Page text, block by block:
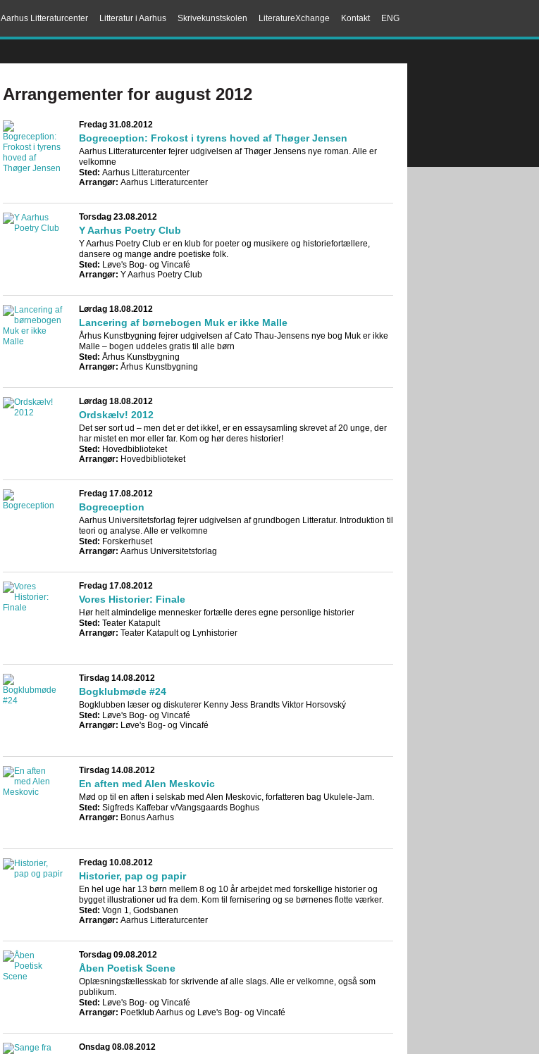
ENG
Kontakt
LiteratureXchange
Skrivekunstskolen
Litteratur i Aarhus
Aarhus Litteraturcenter
Arrangementer for august 2012
Fredag 31.08.2012
Bogreception: Frokost i tyrens hoved af Thøger Jensen
Aarhus Litteraturcenter fejrer udgivelsen af Thøger Jensens nye roman. Alle er
velkomne
Sted: Aarhus Litteraturcenter
Arrangør: Aarhus Litteraturcenter
Torsdag 23.08.2012
Y Aarhus Poetry Club
Y Aarhus Poetry Club er en klub for poeter og musikere og historiefortællere,
dansere og mange andre poetiske folk.
Sted: Løve's Bog- og Vincafé
Arrangør: Y Aarhus Poetry Club
Lørdag 18.08.2012
Lancering af børnebogen Muk er ikke Malle
Århus Kunstbygning fejrer udgivelsen af Cato Thau-Jensens nye bog Muk er ikke
Malle – bogen uddeles gratis til alle børn
Sted: Århus Kunstbygning
Arrangør: Århus Kunstbygning
Lørdag 18.08.2012
Ordskælv! 2012
Det ser sort ud – men det er det ikke!, er en essaysamling skrevet af 20 unge, der
har mistet en mor eller far. Kom og hør deres historier!
Sted: Hovedbiblioteket
Arrangør: Hovedbiblioteket
Fredag 17.08.2012
Bogreception
Aarhus Universitetsforlag fejrer udgivelsen af grundbogen Litteratur. Introduktion til
teori og analyse. Alle er velkomne
Sted: Forskerhuset
Arrangør: Aarhus Universitetsforlag
Fredag 17.08.2012
Vores Historier: Finale
Hør helt almindelige mennesker fortælle deres egne personlige historier
Sted: Teater Katapult
Arrangør: Teater Katapult og Lynhistorier
Tirsdag 14.08.2012
Bogklubmøde #24
Bogklubben læser og diskuterer Kenny Jess Brandts Viktor Horsovský
Sted: Løve's Bog- og Vincafé
Arrangør: Løve's Bog- og Vincafé
Tirsdag 14.08.2012
En aften med Alen Meskovic
Mød op til en aften i selskab med Alen Meskovic, forfatteren bag Ukulele-Jam.
Sted: Sigfreds Kaffebar v/Vangsgaards Boghus
Arrangør: Bonus Aarhus
Fredag 10.08.2012
Historier, pap og papir
En hel uge har 13 børn mellem 8 og 10 år arbejdet med forskellige historier og
bygget illustrationer ud fra dem. Kom til fernisering og se børnenes flotte værker.
Sted: Vogn 1, Godsbanen
Arrangør: Aarhus Litteraturcenter
Torsdag 09.08.2012
Åben Poetisk Scene
Oplæsningsfællesskab for skrivende af alle slags. Alle er velkomne, også som
publikum.
Sted: Løve's Bog- og Vincafé
Arrangør: Poetklub Aarhus og Løve's Bog- og Vincafé
Onsdag 08.08.2012